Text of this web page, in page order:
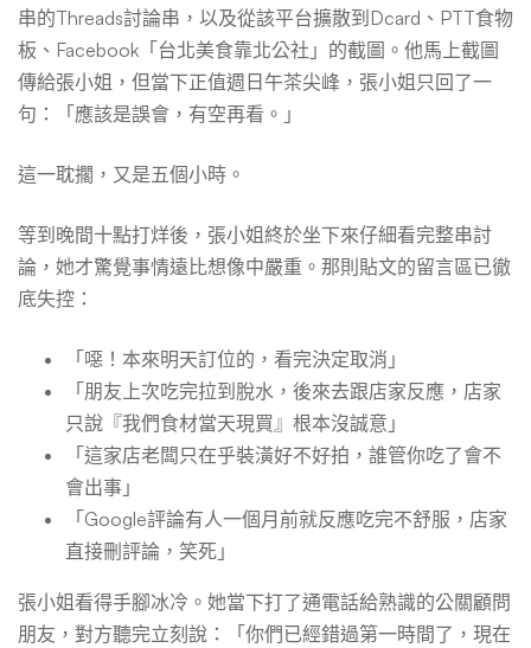
串的Threads討論串，以及從該平台擴散到Dcard、PTT食物
板、Facebook「台北美食靠北公社」的截圖。他馬上截圖
傳給張小姐，但當下正值週日午茶尖峰，張小姐只回了一
句：「應該是誤會，有空再看。」
這一耽擱，又是五個小時。
等到晚間十點打烊後，張小姐終於坐下來仔細看完整串討
論，她才驚覺事情遠比想像中嚴重。那則貼文的留言區已徹
底失控：
「噁！本來明天訂位的，看完決定取消」
「朋友上次吃完拉到脫水，後來去跟店家反應，店家
只說『我們食材當天現買』根本沒誠意」
「這家店老闆只在乎裝潢好不好拍，誰管你吃了會不
會出事」
「Google評論有人一個月前就反應吃完不舒服，店家
直接刪評論，笑死」
張小姐看得手腳冰冷。她當下打了通電話給熟識的公關顧問
朋友，對方聽完立刻說：「你們已經錯過第一時間了，現在